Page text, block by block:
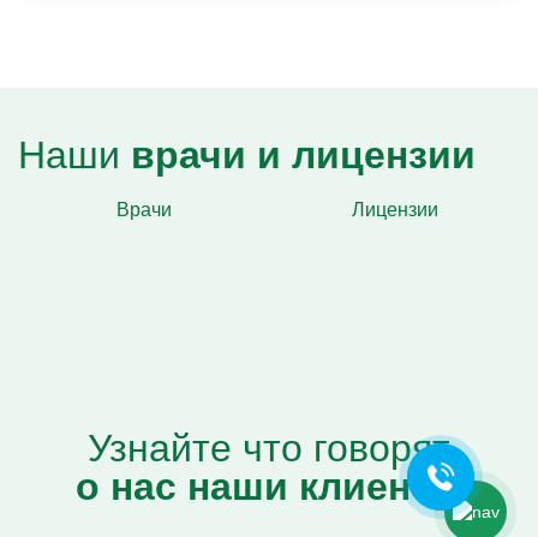
Наши врачи и лицензии
Врачи Лицензии
Узнайте что говорят
о нас наши клиенты